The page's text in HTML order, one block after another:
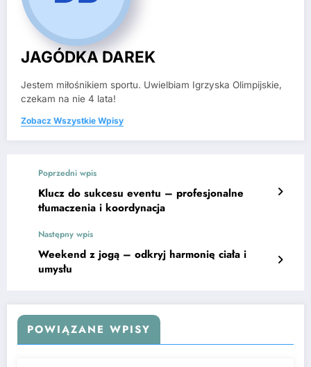
JAGÓDKA DAREK
Jestem miłośnikiem sportu. Uwielbiam Igrzyska Olimpijskie,
czekam na nie 4 lata!
Zobacz Wszystkie Wpisy
Poprzedni wpis
Klucz do sukcesu eventu – profesjonalne
tłumaczenia i koordynacja
Następny wpis
Weekend z jogą – odkryj harmonię ciała i
umysłu
POWIĄZANE WPISY